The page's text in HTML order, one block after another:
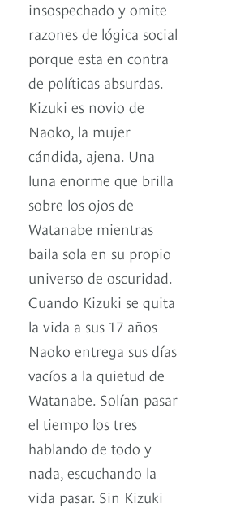
insospechado y omite
razones de lógica social
porque esta en contra
de políticas absurdas.
Kizuki es novio de
Naoko, la mujer
cándida, ajena. Una
luna enorme que brilla
sobre los ojos de
Watanabe mientras
baila sola en su propio
universo de oscuridad.
Cuando Kizuki se quita
la vida a sus 17 años
Naoko entrega sus días
vacíos a la quietud de
Watanabe. Solían pasar
el tiempo los tres
hablando de todo y
nada, escuchando la
vida pasar. Sin Kizuki